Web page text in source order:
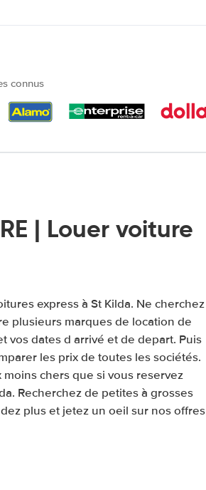
connus
| Louer voiture
express à St Kilda. Ne cherchez
plusieurs marques de location de
vos dates d arrivé et de depart. Puis
les prix de toutes les sociétés.
chers que si vous reservez
Recherchez de petites à grosses
plus et jetez un oeil sur nos offres